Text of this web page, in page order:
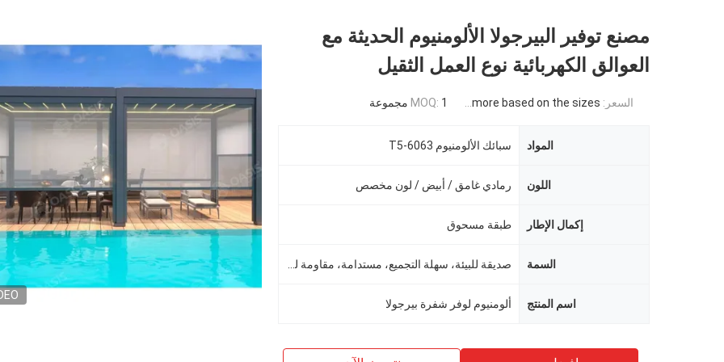
مصنع توفير البيرجولا الألومنيوم الحديثة مع
العوالق الكهربائية نوع العمل الثقيل
السعر: USD 871USD ~4000USD or more based on the sizes
MOQ: 1 مجموعة
المواد سبائك الألومنيوم 6063-T5
اللون رمادي غامق / أبيض / لون مخصص
إكمال الإطار طبقة مسحوق
السمة
اسم المنتج ألومنيوم لوفر شفرة بيرجولا